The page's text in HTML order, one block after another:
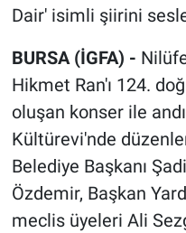
Dair' isimli şiirini
BURSA (İGFA) -
Hikmet Ran'ı 124.
oluşan konser ile
Kültürevi'nde
Belediye Başkanı
Özdemir, Başkan
meclis üyeleri Ali